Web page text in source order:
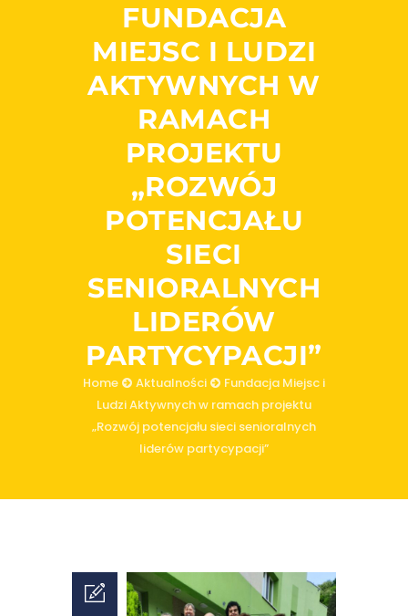
FUNDACJA
MIEJSC I LUDZI
AKTYWNYCH W
RAMACH
PROJEKTU
„ROZWÓJ
POTENCJAŁU
SIECI
SENIORALNYCH
LIDERÓW
PARTYCYPACJI”
Home Aktualności
Fundacja Miejsc i
Ludzi Aktywnych w ramach projektu
„Rozwój potencjału sieci senioralnych
liderów partycypacji”